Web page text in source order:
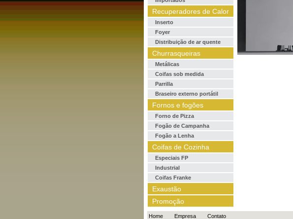
Recuperadores de Calor
Inserto
Foyer
Distribuição de ar quente
Churrasqueiras
Metálicas
Coifas sob medida
Parrilla
Braseiro externo portátil
Fornos e fogões
Forno de Pizza
Fogão de Campanha
Fogão a Lenha
Coifas de Cozinha
Especiais FP
Industrial
Coifas Franke
Exaustão
Promoção
Home Empresa Contato